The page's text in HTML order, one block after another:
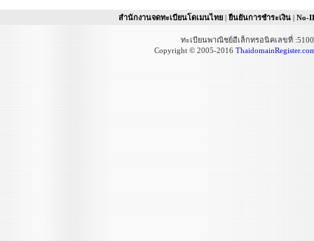
สำนักงานจดทะเบียนโดเมนไทย | ยืนยันการชำระเงิน | No-
ทะเบียนพาณิชย์อีเล็กทรอนิคเลขที่
Copyright © 2005-2016